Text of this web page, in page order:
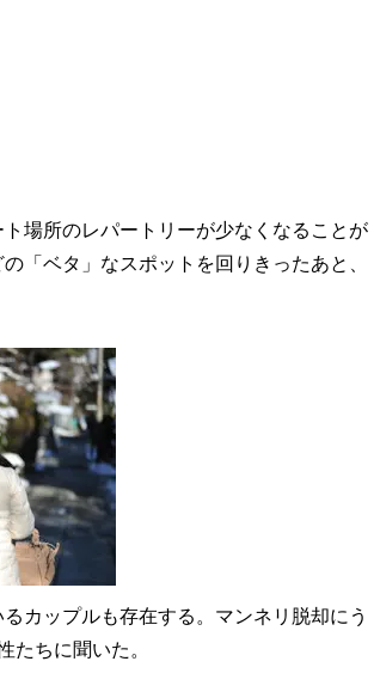
場所のレパートリーが少なくなることが
「ベタ」なスポットを回りきったあと、
カップルも存在する。マンネリ脱却にう
たちに聞いた。